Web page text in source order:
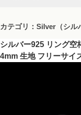
カテゴリ：Silver（シル
シルバー925 リング空
4mm 生地 フリーサイ